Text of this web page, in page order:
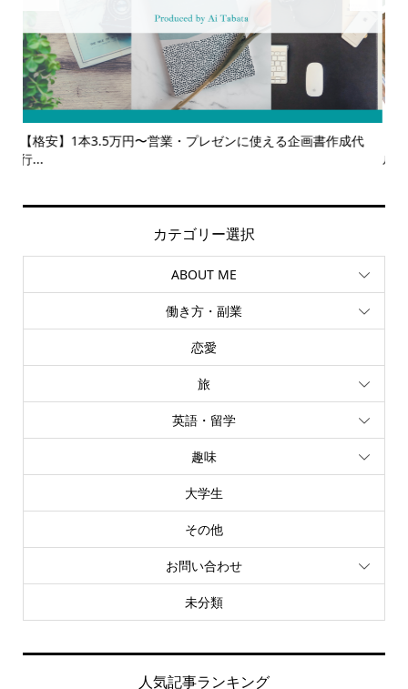
【サービス一覧】広報・企画・デザインの単発依頼からトータ
ルサ...
カテゴリー選択
ABOUT ME
働き方・副業
恋愛
旅
英語・留学
趣味
大学生
その他
お問い合わせ
未分類
人気記事ランキング